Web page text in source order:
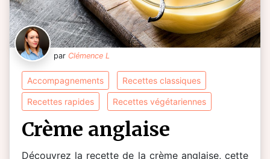
par Clémence L
accompagnements recettes classiques
recettes rapides recettes végétariennes
crème anglaise
Découvrez la recette de la crème anglaise, cette